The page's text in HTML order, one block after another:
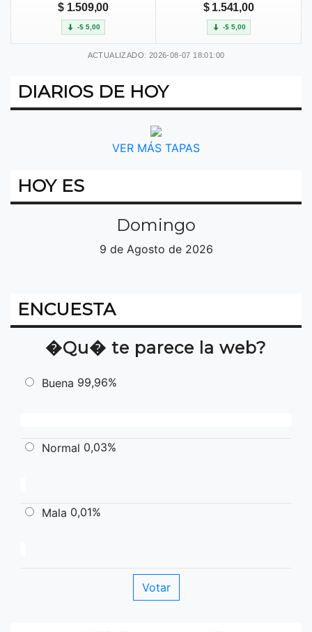
$ 1.509,00
-$ 5,00
$ 1.541,00
-$ 5,00
ACTUALIZADO: 2026-08-07 18:01:00
DIARIOS DE HOY
VER MÁS TAPAS
HOY ES
Domingo
9 de Agosto de 2026
ENCUESTA
�Qu� te parece la web?
Buena 99,96%
Normal 0,03%
Mala 0,01%